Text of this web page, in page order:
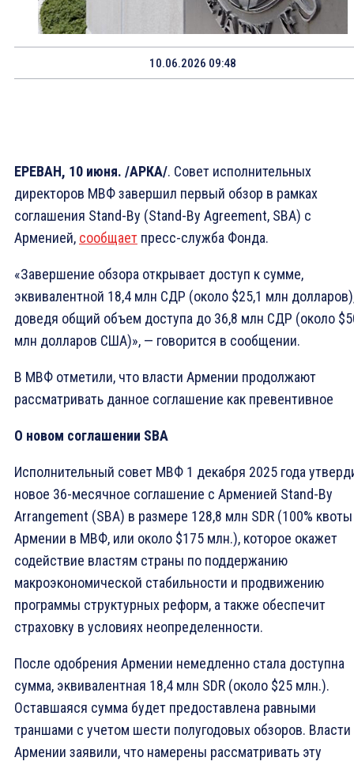
10.06.2026 09:48
ЕРЕВАН, 10 июня. /АРКА/. Совет исполнительных
директоров МВФ завершил первый обзор в рамках
соглашения Stand-By (Stand-By Agreement, SBA) с
Арменией, сообщает пресс-служба Фонда.
«Завершение обзора открывает доступ к сумме,
эквивалентной 18,4 млн СДР (около $25,1 млн
доведя общий объем доступа до 36,8 млн СДР (около
млн долларов США)», — говорится в сообщении.
В МВФ отметили, что власти Армении продолжают
рассматривать данное соглашение как превентивное
О новом соглашении SBA
Исполнительный совет МВФ 1 декабря 2025 года
новое 36-месячное соглашение с Арменией Stand-By
Arrangement (SBA) в размере 128,8 млн SDR (100% квоты
Армении в МВФ, или около $175 млн.), которое окажет
содействие властям страны по поддержанию
макроэкономической стабильности и продвижению
программы структурных реформ, а также обеспечит
страховку в условиях неопределенности.
После одобрения Армении немедленно стала доступна
сумма, эквивалентная 18,4 млн SDR (около $25 млн.).
Оставшаяся сумма будет предоставлена равными
траншами с учетом шести полугодовых обзоров. Власти
Армении заявили, что намерены рассматривать эту